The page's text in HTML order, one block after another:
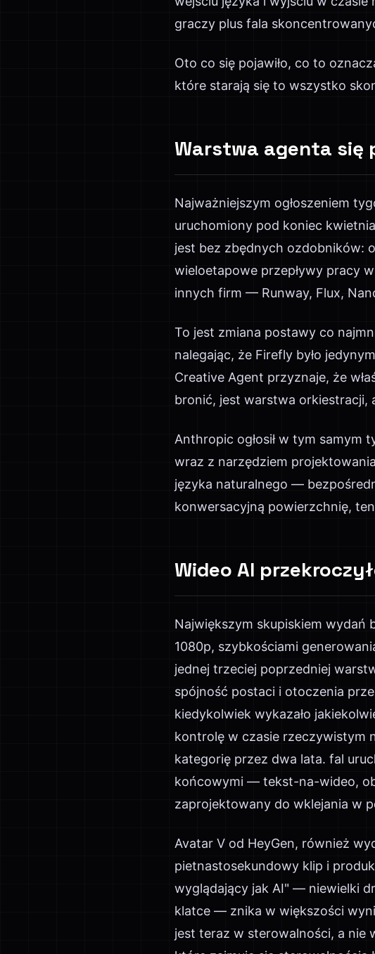
graczy plus fala
Oto co się pojawiło, co to
które starają się to wszystko
Warstwa agenta się
Najważniejszym ogłoszeniem
uruchomiony pod koniec
jest bez zbędnych ozdobników:
wieloetapowe przepływy pracy
innych firm — Runway, Flux,
To jest zmiana postawy co
nalegając, że Firefly było
Creative Agent przyznaje, że
bronić, jest warstwa orkiestracji,
Anthropic ogłosił w tym samym
wraz z narzędziem
języka naturalnego —
konwersacyjną powierzchnię,
Wideo AI
Największym skupiskiem wydań
1080p, szybkościami
jednej trzeciej poprzedniej
spójność postaci i otoczenia
kiedykolwiek wykazało
kontrolę w czasie rzeczywistym
kategorię przez dwa lata. fal
końcowymi — tekst-na-wideo,
zaprojektowany do wklejania w
Avatar V od HeyGen, również
pietnastosekundowy klip i
wyglądający jak AI" — niewielki
klatce — znika w większości
jest teraz w sterowalności, a nie